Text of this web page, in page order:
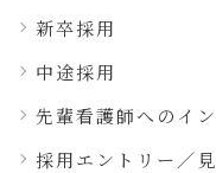
新卒採用
中途採用
先輩看護師へのイ
採用エントリー／